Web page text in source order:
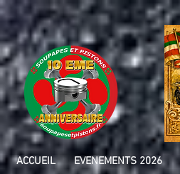
ACCUEIL EVENEMENTS 2026